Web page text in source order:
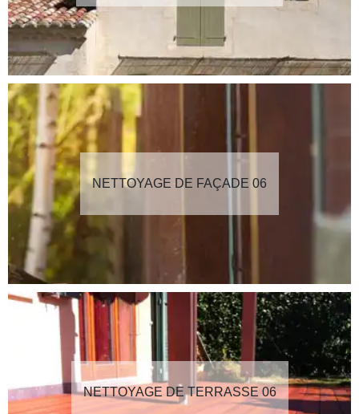
NETTOYAGE DE FAÇADE 06
NETTOYAGE DE TERRASSE 06